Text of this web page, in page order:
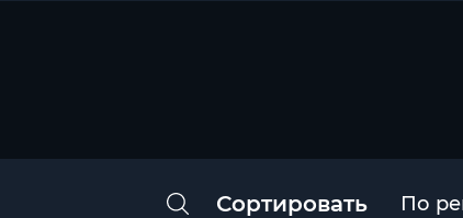
Сортировать По